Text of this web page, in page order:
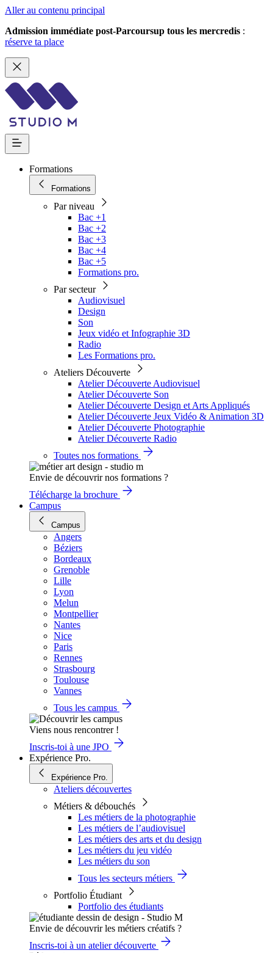
Aller au contenu principal
Admission immédiate post-Parcoursup tous les mercredis :
réserve ta place
Formations
Formations
Par niveau
Bac +1
Bac +2
Bac +3
Bac +4
Bac +5
Formations pro.
Par secteur
Audiovisuel
Design
Son
Jeux vidéo et Infographie 3D
Radio
Les Formations pro.
Ateliers Découverte
Atelier Découverte Audiovisuel
Atelier Découverte Son
Atelier Découverte Design et Arts Appliqués
Atelier Découverte Jeux Vidéo & Animation 3D
Atelier Découverte Photographie
Atelier Découverte Radio
Toutes nos formations
Envie de découvrir nos formations ?
Télécharge la brochure
Campus
Campus
Angers
Béziers
Bordeaux
Grenoble
Lille
Lyon
Melun
Montpellier
Nantes
Nice
Paris
Rennes
Strasbourg
Toulouse
Vannes
Tous les campus
Viens nous rencontrer !
Inscris-toi à une JPO
Expérience Pro.
Expérience Pro.
Ateliers découvertes
Métiers & débouchés
Les métiers de la photographie
Les métiers de l’audiovisuel
Les métiers des arts et du design
Les métiers du jeu vidéo
Les métiers du son
Tous les secteurs métiers
Portfolio Étudiant
Portfolio des étudiants
Envie de découvrir les métiers créatifs ?
Inscris-toi à un atelier découverte